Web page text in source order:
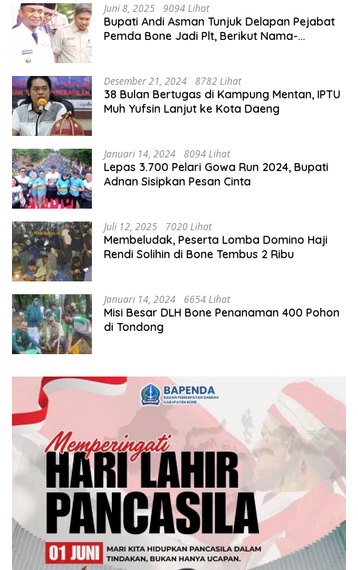
Juni 8, 2025 9094 Lihat
Bupati Andi Asman Tunjuk Delapan Pejabat
Pemda Bone Jadi Plt, Berikut Nama-
Desember 21, 2024 8782 Lihat
38 Bulan Bertugas di Kampung Mentan, IPTU
Muh Yufsin Lanjut ke Kota Daeng
Januari 14, 2024 8094 Lihat
Lepas 3.700 Pelari Gowa Run 2024, Bupati
Adnan Sisipkan Pesan Cinta
Juli 12, 2025 7020 Lihat
Membeludak, Peserta Lomba Domino Haji
Rendi Solihin di Bone Tembus 2 Ribu
Januari 14, 2024 6654 Lihat
Misi Besar DLH Bone Penanaman 400 Pohon
di Tondong